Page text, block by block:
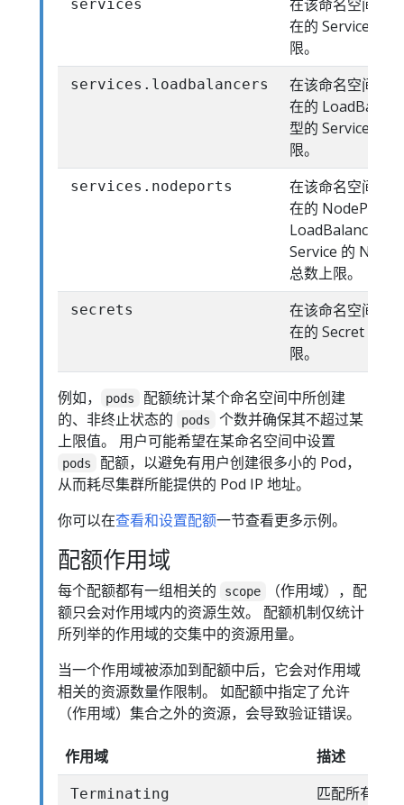
services
在该命名空间中
在的 Service 总
限。
services.loadbalancers
在该命名空间中
在的
型的 Service 总
限。
services.nodeports
在该命名空间中
在的 NodePort
LoadBalancer 类
Service 的
总数上限。
secrets
在该命名空间中
在的 Secret 总数
限。
例如， pods
配额统计某个命名空间中所创建
的、非终止状态的
pods
个数并确保其不超过某
上限值。 用户可能希望在某命名空间中设置
pods
配额，以避免有用户创建很多小的 Pod，
从而耗尽集群所能提供的 Pod IP 地址。
你可以在查看和设置配额一节查看更多示例。
配额作用域
每个配额都有一组相关的 scope
（作用域），配
额只会对作用域内的资源生效。 配额机制仅统计
所列举的作用域的交集中的资源用量。
当一个作用域被添加到配额中后，它会对作用域
相关的资源数量作限制。 如配额中指定了允许
（作用域）集合之外的资源，会导致验证错误。
作用域 描述
Terminating 匹配所有